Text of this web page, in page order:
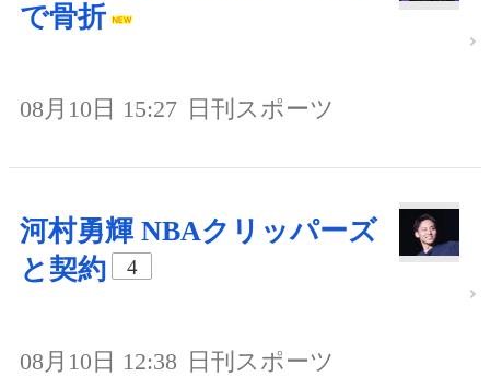
で骨折
08月10日 15:27 日刊スポーツ
河村勇輝 NBAクリッパーズ
と契約
4
08月10日 12:38 日刊スポーツ